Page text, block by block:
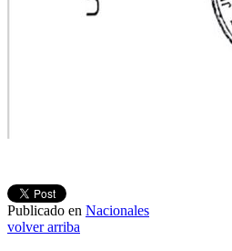
Publicado en Nacionales
volver arriba